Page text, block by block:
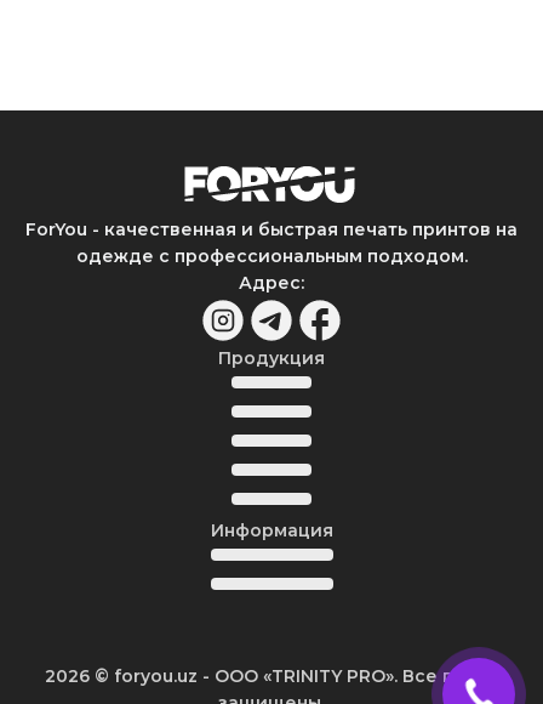
ForYou - качественная и быстрая печать принтов на
одежде с профессиональным подходом.
Адрес:
Продукция
Информация
2026 © foryou.uz - ООО «TRINITY PRO». Все права